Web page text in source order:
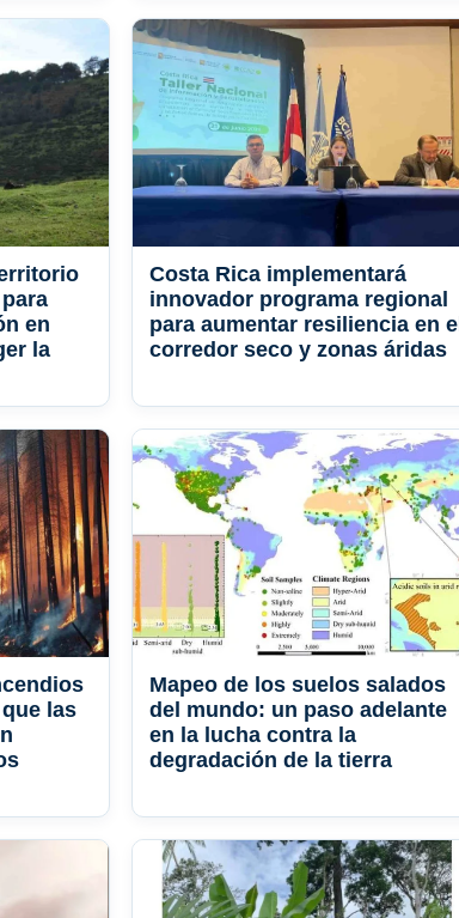
en
la
Costa Rica implementará
innovador programa regional
para aumentar resiliencia en el
corredor seco y zonas áridas
las
Mapeo de los suelos salados
del mundo: un paso adelante
en la lucha contra la
degradación de la tierra